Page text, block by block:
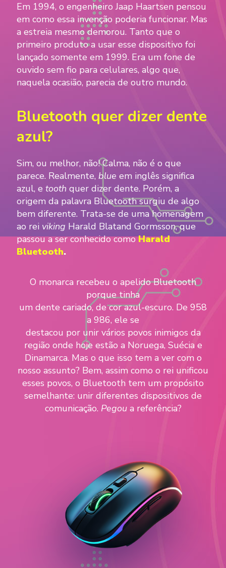
Em 1994, o engenheiro Jaap Haartsen pensou
em como essa invenção poderia funcionar. Mas
a estreia mesmo demorou. Tanto que o
primeiro produto a usar esse dispositivo foi
lançado somente em 1999. Era um fone de
ouvido sem fio para celulares, algo que,
naquela ocasião, parecia de outro mundo.
Bluetooth quer dizer dente
azul?
Sim, ou melhor, não! Calma, não é o que
parece. Realmente, blue em inglês significa
azul, e tooth quer dizer dente. Porém, a
origem da palavra Bluetooth surgiu de algo
bem diferente. Trata-se de uma homenagem
ao rei viking Harald Blatand Gormsson, que
passou a ser conhecido comoHarald
Bluetooth.
O monarca recebeu o apelido Bluetooth
porque tinha
um dente cariado, de cor azul-escuro. De 958
a 986, ele se
destacou por unir vários povos inimigos da
região onde hoje estão a Noruega, Suécia e
Dinamarca. Mas o que isso tem a ver com o
nosso assunto? Bem, assim como o rei unificou
esses povos, o Bluetooth tem um propósito
semelhante: unir diferentes dispositivos de
comunicação. Pegou a referência?